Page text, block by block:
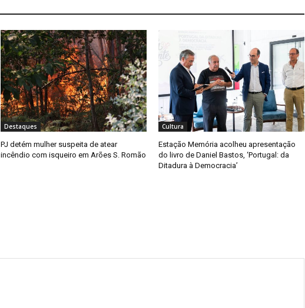
Destaques
PJ detém mulher suspeita de atear
incêndio com isqueiro em Arões S. Romão
Cultura
Estação Memória acolheu apresentação
do livro de Daniel Bastos, ‘Portugal: da
Ditadura à Democracia’